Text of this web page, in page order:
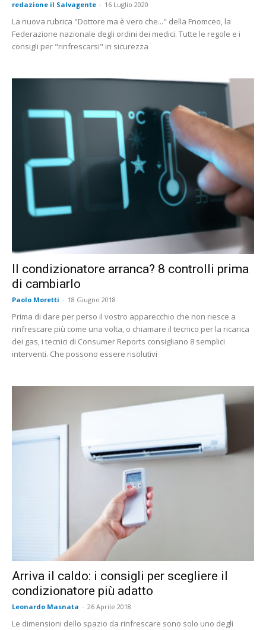
redazione il Salvagente - 16 Luglio 2020
La nuova rubrica "Dottore ma è vero che..." della Fnomceo, la
Federazione nazionale degli ordini dei medici. Tutte le regole e i
consigli per "rinfrescarsi" in sicurezza
Il condizionatore arranca? 8 controlli prima
di cambiarlo
Paolo Moretti - 18 Giugno 2018
Prima di dare per perso il vostro apparecchio che non riesce a
rinfrescare più come una volta, o chiamare il tecnico per la ricarica
dei gas, i tecnici di Consumer Reports consigliano 8 semplici
interventi. Che possono essere risolutivi
Arriva il caldo: i consigli per scegliere il
condizionatore più adatto
Leonardo Masnata - 26 Aprile 2018
Le dimensioni dello spazio da rinfrescare sono solo uno degli